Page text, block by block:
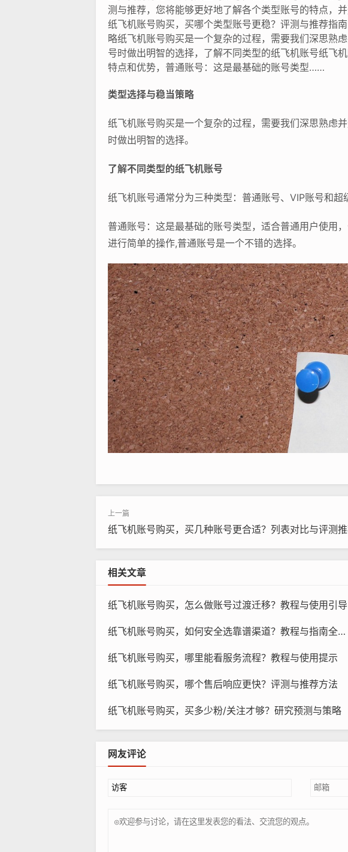
测与推荐，您将能够更好地了解各个类型账号的特点，
纸飞机账号购买，买哪个类型账号更稳？评测与推荐指
略纸飞机账号购买是一个复杂的过程，需要我们深思熟
号时做出明智的选择，了解不同类型的纸飞机账号纸飞
特点和优势，普通账号：这是最基础的账号类型……
类型选择与稳当策略
纸飞机账号购买是一个复杂的过程，需要我们深思熟虑
时做出明智的选择。
了解不同类型的纸飞机账号
纸飞机账号通常分为三种类型：普通账号、VIP账号和超
普通账号：这是最基础的账号类型，适合普通用户使用
进行简单的操作,普通账号是一个不错的选择。
纸飞机账号购买, 在
VIP账号：VIP账号提供比普通账号更多的功能和特权，
超级VIP账号：超级VIP账号是最高级的账号类型，提供
属客服支持等，如果您需要最高级别的性能和最全面的
在购买纸飞机账号时，您需要考虑您的需求和预算，以
纸飞机账号购买，买几种账号更合适？列表对比与评测
相关文章
纸飞机账号购买，怎么做账号过渡迁移？教程与使用引导
纸飞机账号购买，如何安全选靠谱渠道？教程与指南全解析
纸飞机账号购买，哪里能看服务流程？教程与使用提示
纸飞机账号购买，哪个售后响应更快？评测与推荐方法
纸飞机账号购买，买多少粉/关注才够？研究预测与策略
网友评论